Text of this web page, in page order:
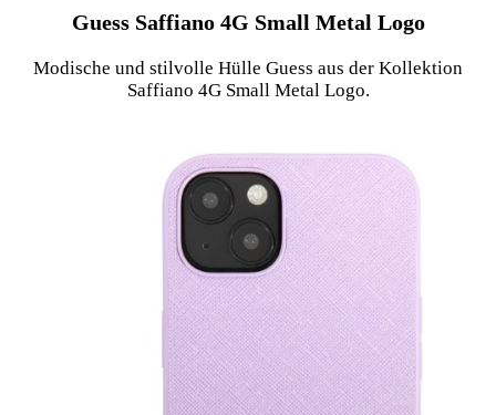
Guess Saffiano 4G Small Metal Logo
Modische und stilvolle Hülle Guess aus der Kollektion
Saffiano 4G Small Metal Logo.